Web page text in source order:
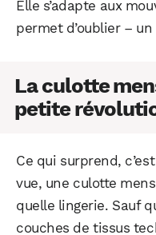
Elle s’adapte aux
permet d’oublier –
La culotte
petite
Ce qui surprend,
vue, une culotte
quelle lingerie. Sauf
couches de tissus